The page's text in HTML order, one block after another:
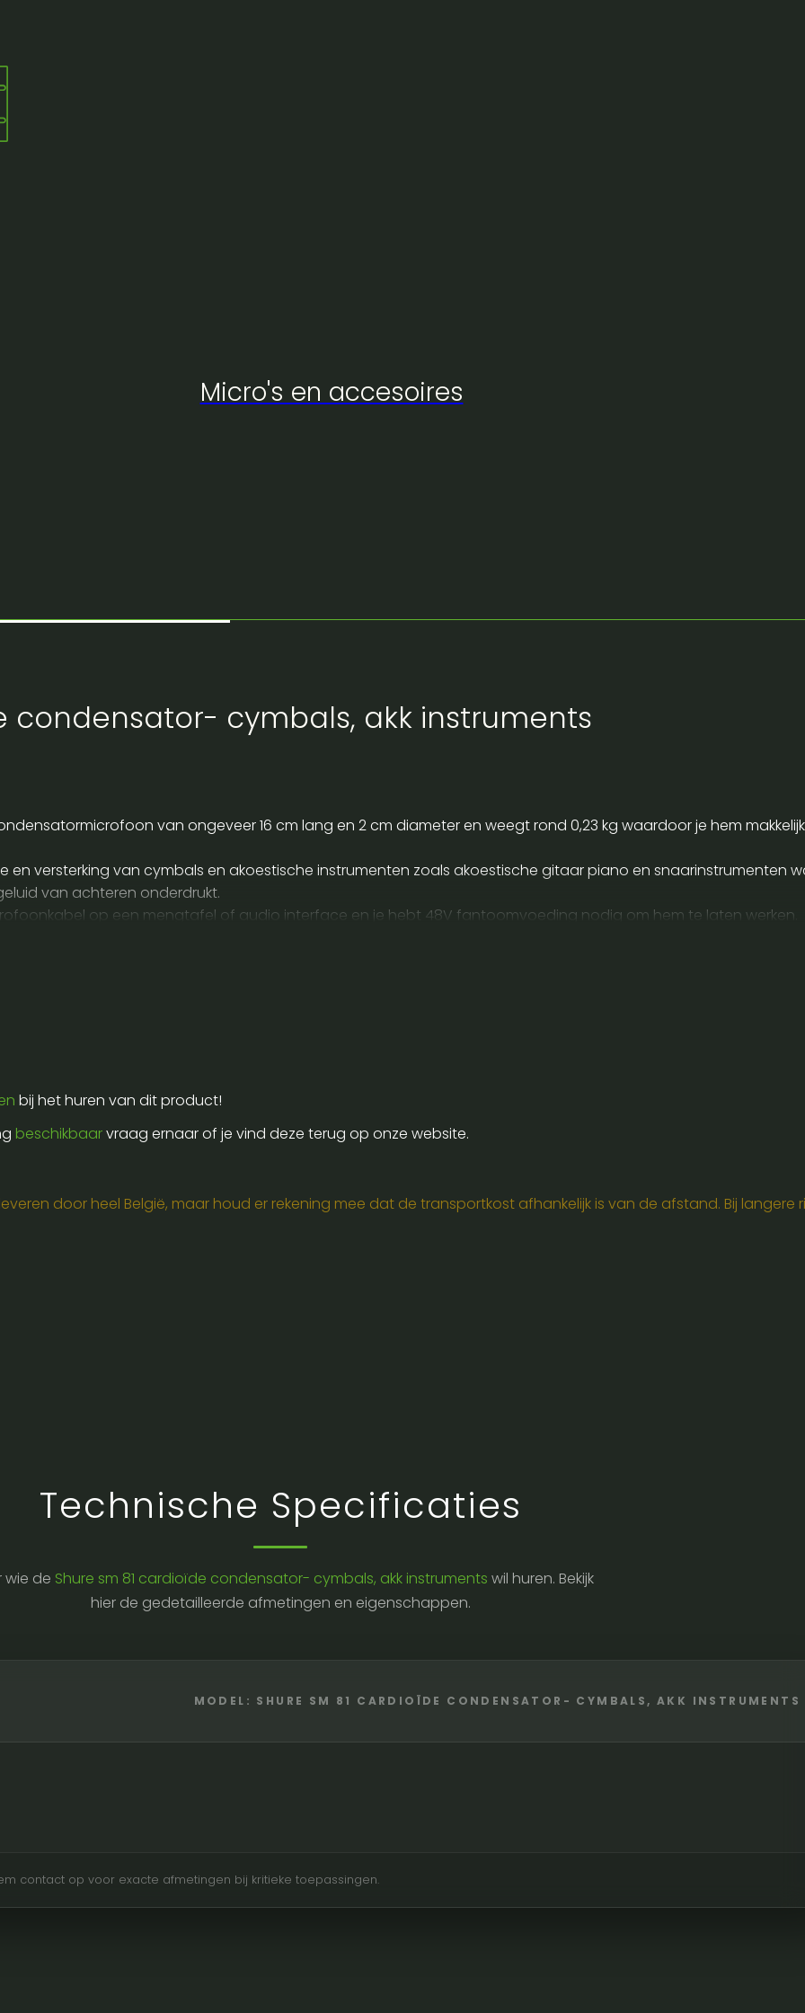
Micro's en accesoires
condensator- cymbals, akk instruments
van ongeveer 16 cm lang en 2 cm diameter en weegt rond 0,23 kg waardoor je hem
en versterking van cymbals en akoestische instrumenten zoals akoestische gitaar piano en snaarinstrumenten
van achteren onderdrukt.
op een mengtafel of audio interface en je hebt 48V fantoomvoeding nodig om hem te laten werken.
shockmount en richt hem op de klankbron op ongeveer 15 tot 40 cm afstand en speel met de hoek voor
meegeleverde hoesje of etui en vermijd stoten vocht en extreme temperatuur zodat de microfoon stabiel en
een statief XLR kabel en een kanaal met fantoomvoeding mee zodat je hem meteen kan gebruiken.
bij het huren van dit product!
beschikbaarvraag ernaar of je vind deze terug op onze website.
door heel België, maar houd er rekening mee dat de transportkost afhankelijk is van de afstand. Bij
Technische Specificaties
wie de Shure sm 81 cardioïde condensator- cymbals, akk instruments wil huren. Bekijk
hier de gedetailleerde afmetingen en eigenschappen.
MODEL: SHURE SM 81 CARDIOÏDE CONDENSATOR- CYMBALS, AKK INSTRUMENTS
contact op voor exacte afmetingen bij kritieke toepassingen.